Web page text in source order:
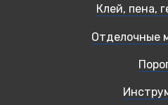
Клей, пена,
Отделочные